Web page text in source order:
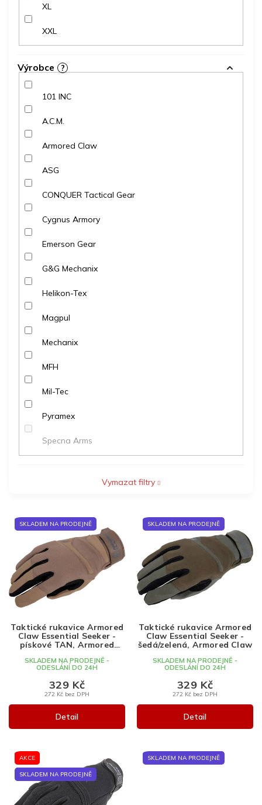
XL
XXL
Výrobce ?
101 INC
A.C.M.
Armored Claw
ASG
CONQUER Tactical Gear
Cygnus Armory
Emerson Gear
G&G Mechanix
Helikon-Tex
Magpul
Mechanix
MFH
Mil-Tec
Pyramex
Specna Arms
Vymazat filtry
V
p
r
o
u
SKLADEM NA PRODEJNĚ
Taktické rukavice Armored
Claw Essential Seeker -
pískové TAN, Armored
SKLADEM NA PRODEJNĚ -
ODESLÁNÍ DO 24H
272 Kč bez DPH
329 Kč
Detail
SKLADEM NA PRODEJNĚ
Taktické rukavice Armored
Claw Essential Seeker -
šedá/zelená, Armored Claw
SKLADEM NA PRODEJNĚ -
ODESLÁNÍ DO 24H
272 Kč bez DPH
329 Kč
Detail
AKCE
SKLADEM NA PRODEJNĚ
SKLADEM NA PRODEJNĚ